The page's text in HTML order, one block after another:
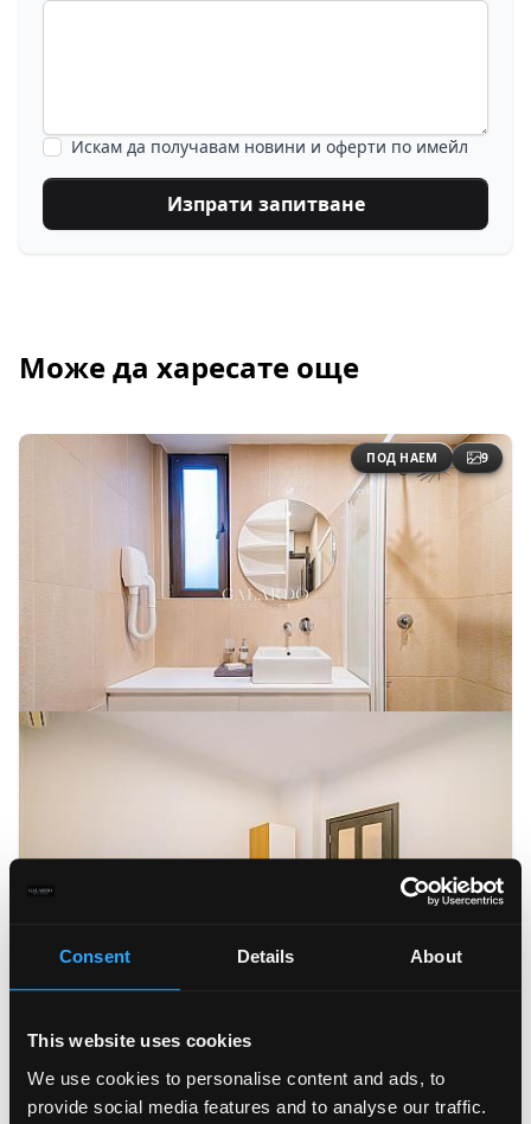
Consent Details About
This website uses cookies
We use cookies to personalise content and ads, to
provide social media features and to analyse our traffic.
Искам да получавам новини и оферти по имейл
Изпрати запитване
Може да харесате още
ПОД НАЕМ 9